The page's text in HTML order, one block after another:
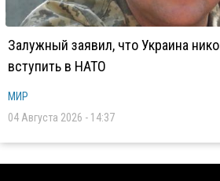
Залужный заявил, что Украина
вступить в НАТО
МИР
04 Августа 2026 - 14:37